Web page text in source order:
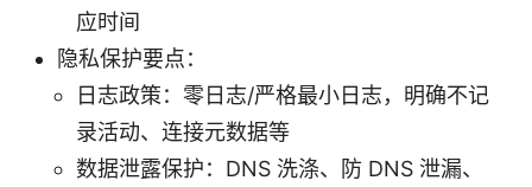
应时间
隐私保护要点：
日志政策：零日志/严格最小日志，明确不记
录活动、连接元数据等
数据泄露保护：DNS 洗涤、防 DNS 泄漏、